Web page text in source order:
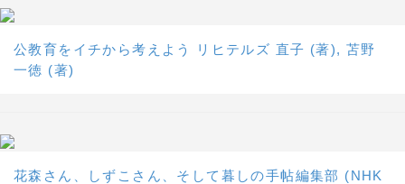
公教育をイチから考えよう リヒテルズ 直子 (著), 苫野
一徳 (著)
花森さん、しずこさん、そして暮しの手帖編集部 (NHK